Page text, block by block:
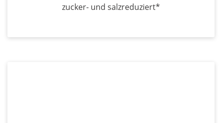
zucker- und salzreduziert*